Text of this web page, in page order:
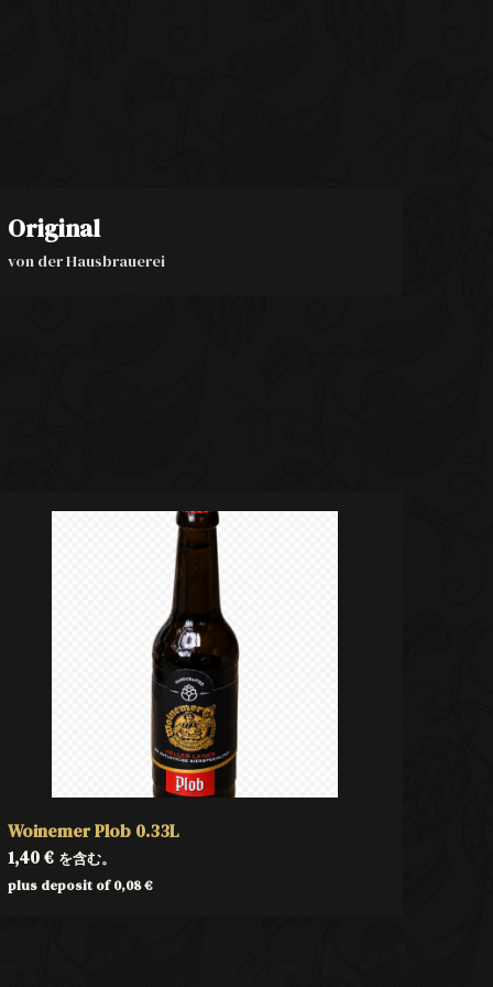
Original
von der Hausbrauerei
Woinemer Plob 0.33L
1,40€ を含む。
plus deposit of0,08€